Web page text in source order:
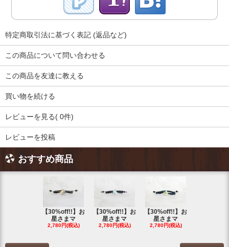
特定商取引法に基づく表記 (返品など)
この商品について問い合わせる
この商品を友達に教える
買い物を続ける
レビューを見る( 0件)
レビューを投稿
おすすめ商品
【30%off!!】お
星さまマ
2,780円(税込)
【30%off!!】お
星さまマ
2,780円(税込)
【30%off!!】お
星さまマ
2,780円(税込)